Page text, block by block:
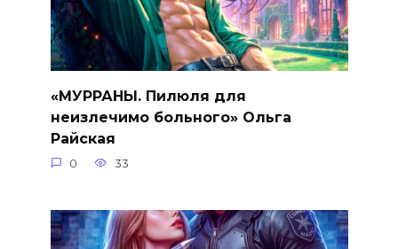
«МУРРАНЫ. Пилюля для
неизлечимо больного» Ольга
Райская
0 33